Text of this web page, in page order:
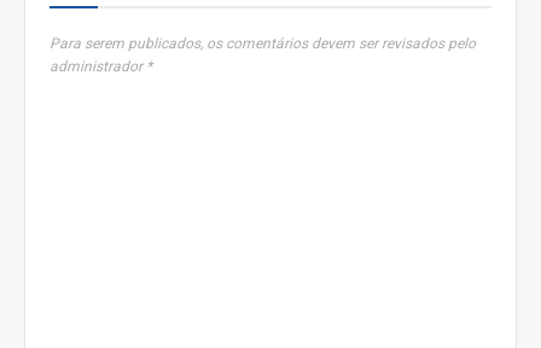
Para serem publicados, os comentários devem ser revisados pelo
administrador *